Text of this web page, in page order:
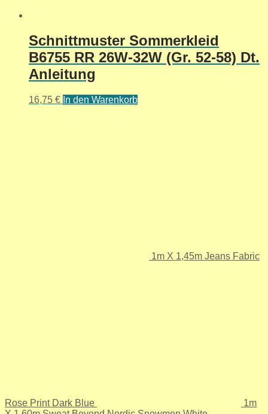
Schnittmuster Sommerkleid
B6755 RR 26W-32W (Gr. 52-58) Dt.
Anleitung
16,75 € In den Warenkorb
1m X 1,45m Jeans Fabric
Rose Print Dark Blue
1m